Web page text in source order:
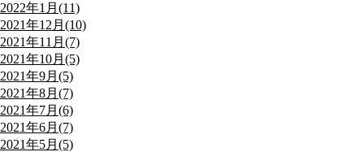
2022年1月(11)
2021年12月(10)
2021年11月(7)
2021年10月(5)
2021年9月(5)
2021年8月(7)
2021年7月(6)
2021年6月(7)
2021年5月(5)